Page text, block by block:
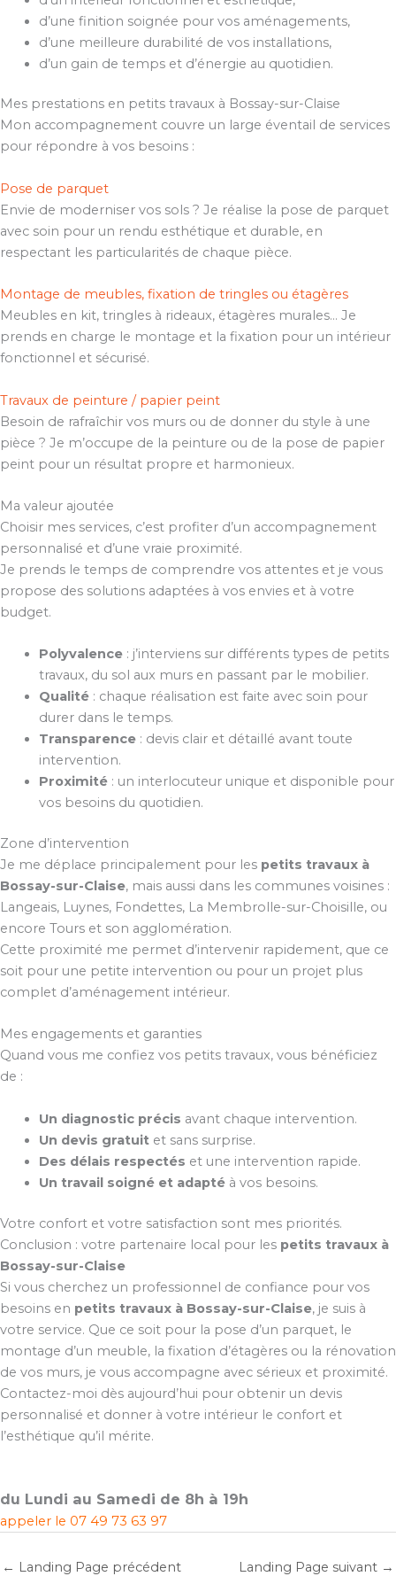
d’une finition soignée pour vos aménagements,
d’une meilleure durabilité de vos installations,
d’un gain de temps et d’énergie au quotidien.
Mes prestations en petits travaux à Bossay-sur-Claise
Mon accompagnement couvre un large éventail de services
pour répondre à vos besoins :
Pose de parquet
Envie de moderniser vos sols ? Je réalise la pose de parquet
avec soin pour un rendu esthétique et durable, en
respectant les particularités de chaque pièce.
Montage de meubles, fixation de tringles ou étagères
Meubles en kit, tringles à rideaux, étagères murales… Je
prends en charge le montage et la fixation pour un intérieur
fonctionnel et sécurisé.
Travaux de peinture / papier peint
Besoin de rafraîchir vos murs ou de donner du style à une
pièce ? Je m’occupe de la peinture ou de la pose de papier
peint pour un résultat propre et harmonieux.
Ma valeur ajoutée
Choisir mes services, c’est profiter d’un accompagnement
personnalisé et d’une vraie proximité.
Je prends le temps de comprendre vos attentes et je vous
propose des solutions adaptées à vos envies et à votre
budget.
Polyvalence: j’interviens sur différents types de petits
travaux, du sol aux murs en passant par le mobilier.
Qualité: chaque réalisation est faite avec soin pour
durer dans le temps.
Transparence: devis clair et détaillé avant toute
intervention.
Proximité: un interlocuteur unique et disponible pour
vos besoins du quotidien.
Zone d’intervention
Je me déplace principalement pour les petits travaux à
Bossay-sur-Claise, mais aussi dans les communes voisines :
Langeais, Luynes, Fondettes, La Membrolle-sur-Choisille, ou
encore Tours et son agglomération.
Cette proximité me permet d’intervenir rapidement, que ce
soit pour une petite intervention ou pour un projet plus
complet d’aménagement intérieur.
Mes engagements et garanties
Quand vous me confiez vos petits travaux, vous bénéficiez
de :
Un diagnostic précis avant chaque intervention.
Un devis gratuitet sans surprise.
Des délais respectés et une intervention rapide.
Un travail soigné et adaptéà vos besoins.
Votre confort et votre satisfaction sont mes priorités.
Conclusion : votre partenaire local pour les petits travaux à
Bossay-sur-Claise
Si vous cherchez un professionnel de confiance pour vos
besoins en petits travaux à Bossay-sur-Claise, je suis à
votre service. Que ce soit pour la pose d’un parquet, le
montage d’un meuble, la fixation d’étagères ou la rénovation
de vos murs, je vous accompagne avec sérieux et proximité.
Contactez-moi dès aujourd’hui pour obtenir un devis
personnalisé et donner à votre intérieur le confort et
l’esthétique qu’il mérite.
du Lundi au Samedi de 8h à 19h
appeler le 07 49 73 63 97
← Landing Page précédent Landing Page suivant →